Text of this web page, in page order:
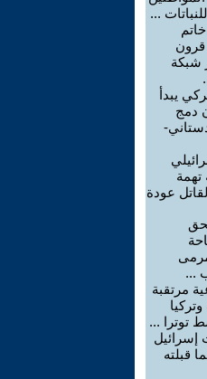
...
قرون
شبكة
يبدأ
دمج
تهمة
عودة
...
مرتقبة
توترا ...
إسرائيل
قبلته